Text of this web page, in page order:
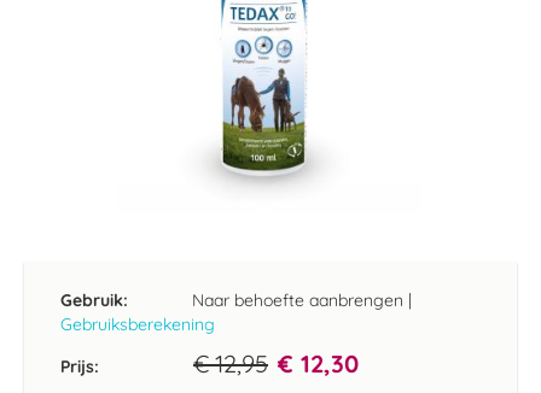
Gebruik: Naar behoefte aanbrengen |
Gebruiksberekening
Prijs:
€ 12,95 € 12,30
begin
afbeeldingen-